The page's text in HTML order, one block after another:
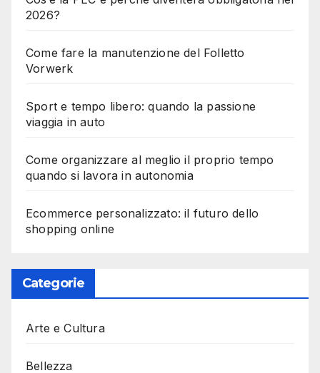
2026?
Come fare la manutenzione del Folletto
Vorwerk
Sport e tempo libero: quando la passione
viaggia in auto
Come organizzare al meglio il proprio tempo
quando si lavora in autonomia
Ecommerce personalizzato: il futuro dello
shopping online
Categorie
Arte e Cultura
Bellezza